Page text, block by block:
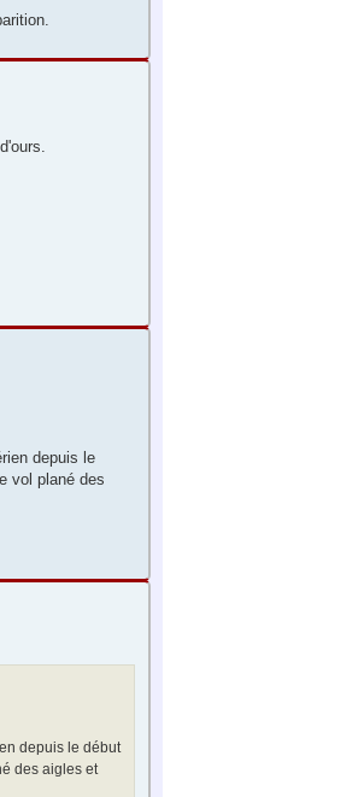
depuis le
vol plané des
depuis le début
des aigles et